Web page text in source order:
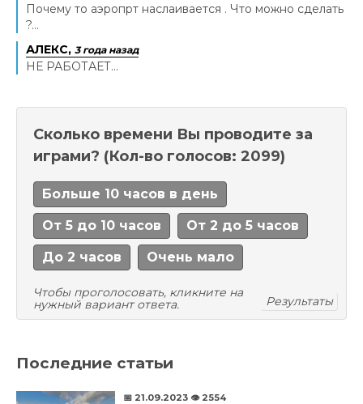
Почему то аэропрт наслаивается . Что можно сделать
?...
АЛЕКС, 3 года назад
НЕ РАБОТАЕТ...
Сколько времени Вы проводите за
играми? (Кол-во голосов: 2099)
Больше 10 часов в день
От 5 до 10 часов От 2 до 5 часов
До 2 часов Очень мало
Чтобы проголосовать, кликните на
нужный вариант ответа.
Результаты
Последние статьи
📅 21.09.2023 👁️ 2554